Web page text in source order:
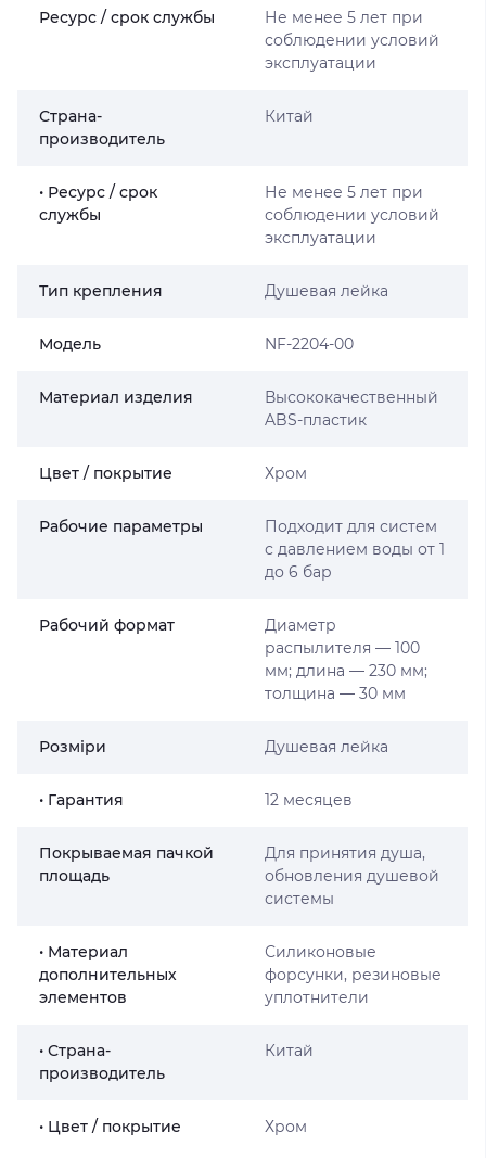
Ресурс / срок службы
Не менее 5 лет при
соблюдении условий
эксплуатации
Страна-
производитель
Китай
• Ресурс / срок
службы
Не менее 5 лет при
соблюдении условий
эксплуатации
Тип крепления Душевая лейка
Мoдель NF-2204-00
Материал изделия
Высококачественный
ABS-пластик
Цвет / покрытие Хром
Рабочие параметры
Подходит для систем
с давлением воды от 1
до 6 бар
Рабочий формат
Диаметр
распылителя — 100
мм; длина — 230 мм;
толщина — 30 мм
Розміри Душевая лейка
• Гарантия 12 месяцев
Покрываемая пачкой
площадь
Для принятия душа,
обновления душевой
системы
• Материал
дополнительных
элементов
Силиконовые
форсунки, резиновые
уплотнители
• Страна-
производитель
Китай
• Цвет / покрытие Хром